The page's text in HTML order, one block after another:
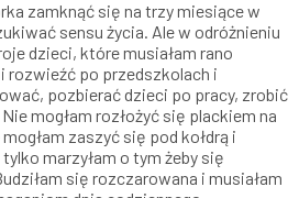
zamknąć się na trzy miesiące w
sensu życia. Ale w odróżnieniu
dzieci, które musiałam rano
rozwieźć po przedszkolach i
pozbierać dzieci po pracy, zrobić
mogłam rozłożyć się plackiem na
zaszyć się pod kołdrą i
marzyłam o tym żeby się
się rozczarowana i musiałam